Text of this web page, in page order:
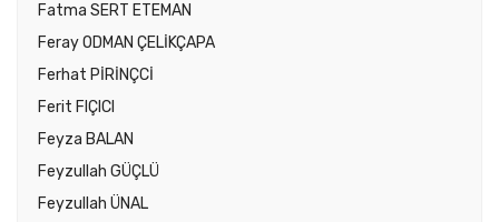
Fatma SERT ETEMAN
Feray ODMAN ÇELİKÇAPA
Ferhat PİRİNÇCİ
Ferit FIÇICI
Feyza BALAN
Feyzullah GÜÇLÜ
Feyzullah ÜNAL